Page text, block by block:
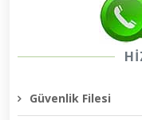
Güvenlik Filesi